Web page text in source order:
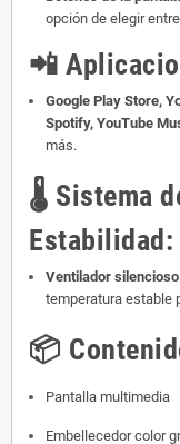
opción de elegir
📲
Google Play Store,
Spotify, YouTube
más.
🌡️ Sistema
Estabilidad:
Ventilador
temperatura estable
📦
Pantalla multimedia
Embellecedor color